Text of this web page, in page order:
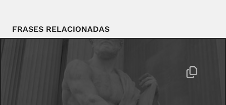
FRASES RELACIONADAS